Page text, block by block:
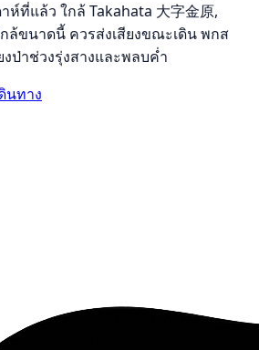
ห์ที่แล้ว ใกล้ Takahata 大字金原,
ล้ขนาดนี้ ควรส่งเสียงขณะเดิน พกส
ป่าช่วงรุ่งสางและพลบค่ำ
นทาง